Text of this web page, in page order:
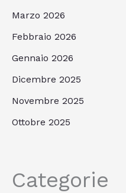
Marzo 2026
Febbraio 2026
Gennaio 2026
Dicembre 2025
Novembre 2025
Ottobre 2025
Categorie